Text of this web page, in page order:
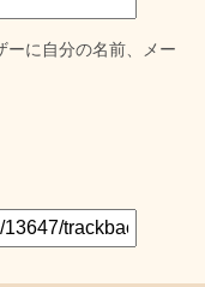
ーに自分の名前、メー